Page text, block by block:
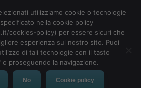
MENU
utilizziamo cookie o tecnologie
nella cookie policy
cookies-policy) per essere sicuri che
esperienza sul nostro sito. Puoi
di tali tecnologie con il tasto
o proseguendo la navigazione.
No Cookie policy